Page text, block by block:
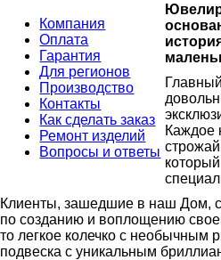
Компания
Оплата
Гарантия
Для регионов
Производство
Контакты
Как сделать заказ
Ремонт изделий
Вопросы и ответы
Каждое
Клиенты, зашедшие в наш Дом,
по созданию и воплощению
то легкое колечко с необычным
подвеска с уникальным